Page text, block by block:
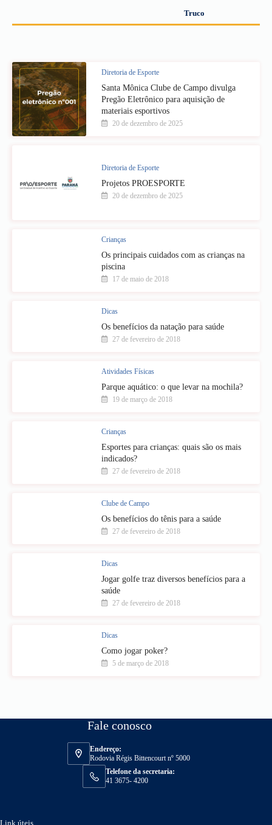
Truco
Diretoria de Esporte
Santa Mônica Clube de Campo divulga
Pregão Eletrônico para aquisição de
materiais esportivos
20 de dezembro de 2025
Diretoria de Esporte
Projetos PROESPORTE
20 de dezembro de 2025
Crianças
Os principais cuidados com as crianças na
piscina
17 de maio de 2018
Dicas
Os benefícios da natação para saúde
27 de fevereiro de 2018
Atividades Físicas
Parque aquático: o que levar na mochila?
19 de março de 2018
Crianças
Esportes para crianças: quais são os mais
indicados?
27 de fevereiro de 2018
Clube de Campo
Os benefícios do tênis para a saúde
27 de fevereiro de 2018
Dicas
Jogar golfe traz diversos benefícios para a
saúde
27 de fevereiro de 2018
Dicas
Como jogar poker?
5 de março de 2018
Fale conosco
Endereço:
Rodovia Régis Bittencourt nº 5000
Telefone da secretaria:
41 3675- 4200
Link úteis